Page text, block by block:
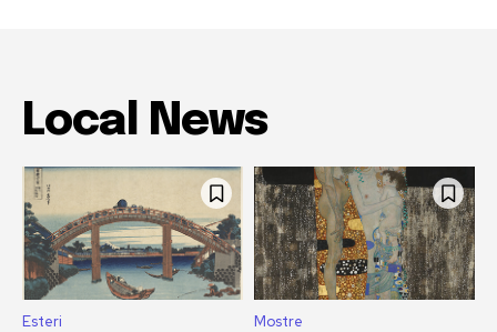
Local News
Esteri Mostre